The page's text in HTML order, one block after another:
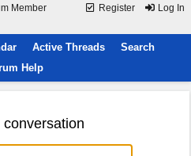
Register Log In
Member
Active Threads
Search
Help